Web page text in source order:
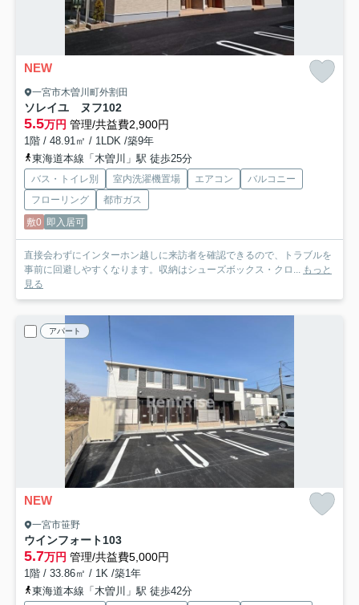
NEW
一宮市木曽川町外割田
ソレイユ ヌフ102
5.5万円 管理/共益費2,900円
1階 / 48.91㎡ / 1LDK /築9年
東海道本線「木曽川」駅 徒歩25分
バス・トイレ別 室内洗濯機置場 エアコン
バルコニー
フローリング
都市ガス
敷0 即入居可
直接会わずにインターホン越しに来訪者を確認できるので、トラブルを
事前に回避しやすくなります。収納はシューズボックス・クロ... もっと
見る
アパート
NEW
一宮市笹野
ウインフォート103
5.7万円 管理/共益費5,000円
1階 / 33.86㎡ / 1K /築1年
東海道本線「木曽川」駅 徒歩42分